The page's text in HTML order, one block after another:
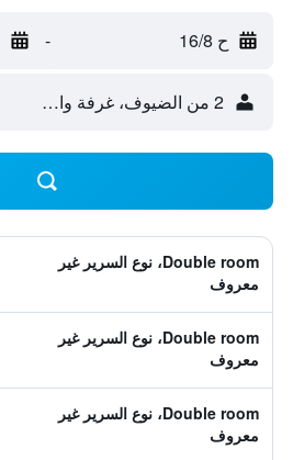
ح 16/8 -
2 من الضيوف، غرفة واحدة
Double room، نوع السرير غير
معروف
Double room، نوع السرير غير
معروف
Double room، نوع السرير غير
معروف